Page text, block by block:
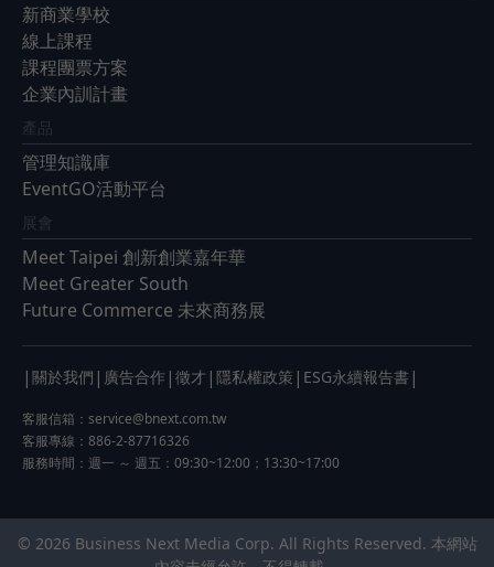
新商業學校
線上課程
課程團票方案
企業內訓計畫
產品
管理知識庫
EventGO活動平台
展會
Meet Taipei 創新創業嘉年華
Meet Greater South
Future Commerce 未來商務展
| 關於我們 | 廣告合作 | 徵才 | 隱私權政策 | ESG永續報告書 |
客服信箱： service@bnext.com.tw
客服專線：886-2-87716326
服務時間：週一 ～ 週五：09:30~12:00；13:30~17:00
© 2026 Business Next Media Corp. All Rights Reserved. 本網站